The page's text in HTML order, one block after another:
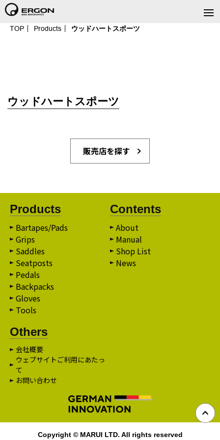
TOP Products ウッドハートスポーツ
ウッドハートスポーツ
販売店を探す
Products
Bartapes/Pads
Grips
Saddles
Seatposts
Pedals
Backpacks
Gloves
Tools
Contents
About
Manual
Shop List
News
Others
会社概要
ウェブサイトご利用にあたっ
て
お問い合わせ
Copyright © MARUI LTD. All rights reserved